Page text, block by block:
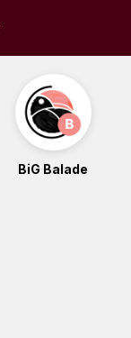
BiG Balade